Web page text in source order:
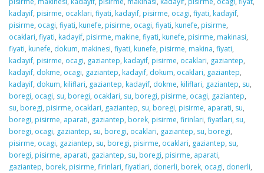
kadayif, pisirme, ocaklari, fiyati, kadayif, pisirme, ocagi, fiyati, kadayif,
pisirme, ocagi, fiyati, kunefe, pisirme, ocagi, fiyati, kunefe, pisirme,
ocaklari, fiyati, kadayif, pisirme, makine, fiyati, kunefe, pisirme, makinasi,
fiyati, kunefe, dokum, makinesi, fiyati, kunefe, pisirme, makina, fiyati,
kadayif, pisirme, ocagi, gaziantep, kadayif, pisirme, ocaklari, gaziantep,
kadayif, dokme, ocagi, gaziantep, kadayif, dokum, ocaklari, gaziantep,
kadayif, dokum, kiliflari, gaziantep, kadayif, dokme, kiliflari, gaziantep, su,
boregi, ocagi, su, boregi, ocaklari, su, boregi, pisirme, ocagi, gaziantep,
su, boregi, pisirme, ocaklari, gaziantep, su, boregi, pisirme, aparati, su,
boregi, pisirme, aparati, gaziantep, borek, pisirme, firinlari, fiyatlari, su,
boregi, ocagi, gaziantep, su, boregi, ocaklari, gaziantep, su, boregi,
pisirme, ocagi, gaziantep, su, boregi, pisirme, ocaklari, gaziantep, su,
boregi, pisirme, aparati, gaziantep, su, boregi, pisirme, aparati,
gaziantep, borek, pisirme, firinlari, fiyatlari, donerli, borek, ocagi, donerli,